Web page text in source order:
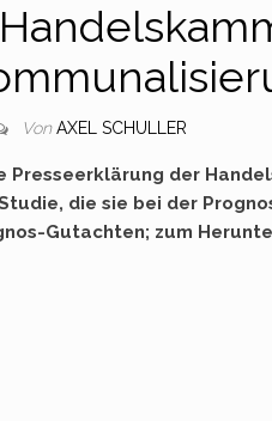
Von AXEL SCHULLER
der
die sie bei der
Gutachten; zum